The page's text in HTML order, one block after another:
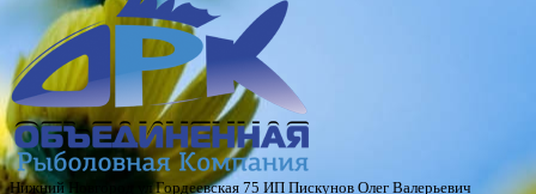
Нижний Новгород ул Гордеевская 75 ИП Пискунов Олег Валерьевич